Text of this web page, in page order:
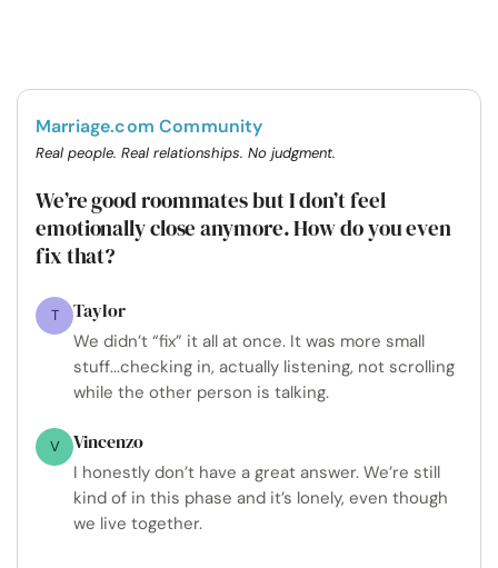
Marriage.com Community
Real people. Real relationships. No judgment.
We’re good roommates but I don’t feel
emotionally close anymore. How do you even
fix that?
T Taylor
We didn’t “fix” it all at once. It was more small
stuff...checking in, actually listening, not scrolling
while the other person is talking.
V Vincenzo
I honestly don’t have a great answer. We’re still
kind of in this phase and it’s lonely, even though
we live together.